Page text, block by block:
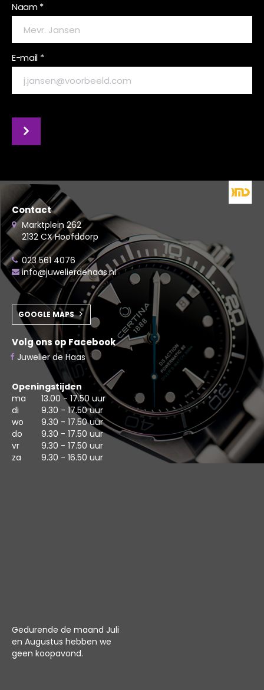
Naam *
E-mail *
Contact
Marktplein 262
2132 CX Hoofddorp
023 561 4076
info@juwelierdehaas.nl
GOOGLE MAPS
Volg ons op Facebook
Juwelier de Haas
Openingstijden
ma
13.00 - 17.50 uur
di
9.30 - 17.50 uur
wo
9.30 - 17.50 uur
do
9.30 - 17.50 uur
vr
9.30 - 17.50 uur
za
9.30 - 16.50 uur
Gedurende de maand Juli
en Augustus hebben we
geen koopavond.